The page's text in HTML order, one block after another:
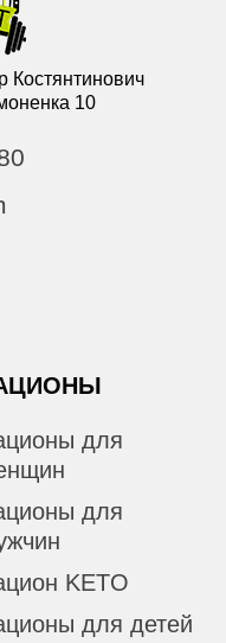
Костянтинович
10
для
для
KETO
для детей